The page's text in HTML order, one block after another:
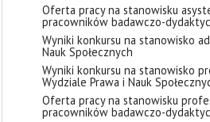
Oferta pracy na stanowisku
pracowników badawczo-
Wyniki konkursu na stanowisko
Nauk Społecznych
Wyniki konkursu na stanowisko
Wydziale Prawa i Nauk
Oferta pracy na stanowisku
pracowników badawczo-